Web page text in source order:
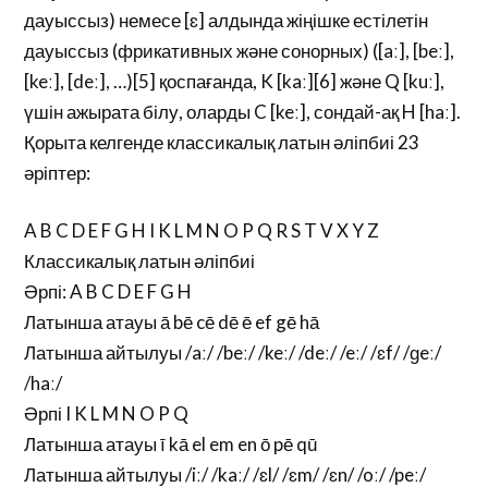
дауыссыз) немесе [ɛ] алдында жіңішке естілетін
дауыссыз (фрикативных және сонорных) ([aː], [beː],
[keː], [deː], …)[5] қоспағанда, K [kaː][6] және Q [kuː],
үшін ажырата білу, оларды C [keː], сондай-ақ H [haː].
Қорыта келгенде классикалық латын әліпбиі 23
әріптер:
A B C D E F G H I K L M N O P Q R S T V X Y Z
Классикалық латын әліпбиі
Әрпі: A B C D E F G H
Латынша атауы ā bē cē dē ē ef gē hā
Латынша айтылуы /aː/ /beː/ /keː/ /deː/ /eː/ /ɛf/ /ɡeː/
/haː/
Әрпі I K L M N O P Q
Латынша атауы ī kā el em en ō pē qū
Латынша айтылуы /iː/ /kaː/ /ɛl/ /ɛm/ /ɛn/ /oː/ /peː/